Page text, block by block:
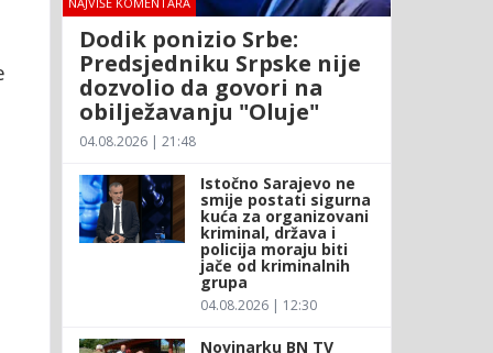
Dodik ponizio Srbe:
Predsjedniku Srpske nije
dozvolio da govori na
obilježavanju "Oluje"
04.08.2026 | 21:48
Istočno Sarajevo ne
smije postati sigurna
kuća za organizovani
kriminal, država i
policija moraju biti
jače od kriminalnih
grupa
04.08.2026 | 12:30
Novinarku BN TV